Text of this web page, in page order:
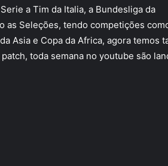
a Tim da Italia, a Bundesliga da
as Seleções, tendo competições
Asia e Copa da Africa, agora temos
toda semana no youtube são